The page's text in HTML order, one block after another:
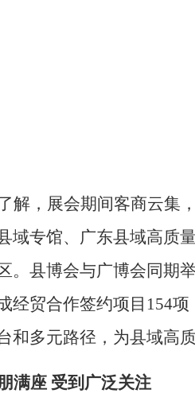
解，展会期间客商云集
域专馆、广东县域高质
。 县博会与广博会同期
经贸合作签约项目 154项
和多元路径，为县域高
满座 受到广泛关注